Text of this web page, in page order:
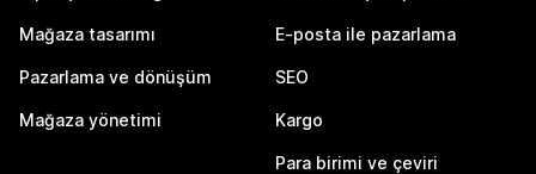
Mağaza tasarımı
Pazarlama ve dönüşüm
Mağaza yönetimi
E-posta ile pazarlama
SEO
Kargo
Para birimi ve çeviri